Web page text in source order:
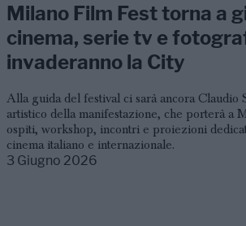
Milano Film Fest torna a
cinema, serie tv e
invaderanno la City
Alla guida del festival ci sarà ancora Claudio
artistico della manifestazione, che porterà a
ospiti, workshop, incontri e proiezioni
cinema italiano e internazionale.
3 Giugno 2026